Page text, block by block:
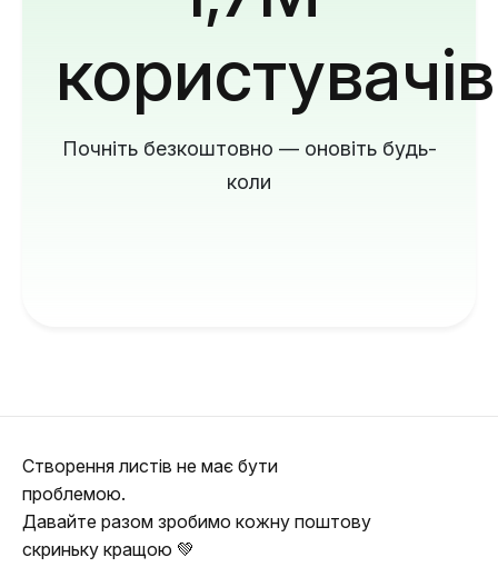
користувачів
Почніть безкоштовно — оновіть будь-
коли
Створення листів не має бути
проблемою.
Давайте разом зробимо кожну поштову
скриньку кращою 💚